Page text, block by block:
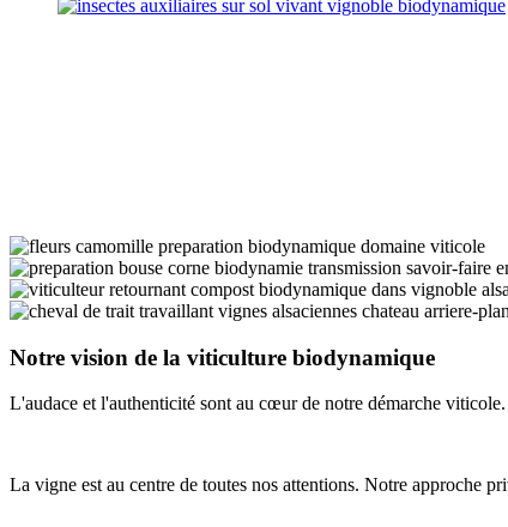
Notre vision de la viticulture biodynamique
L'audace et l'authenticité sont au cœur de notre démarche
La vigne est au centre de toutes nos attentions. Notre approche